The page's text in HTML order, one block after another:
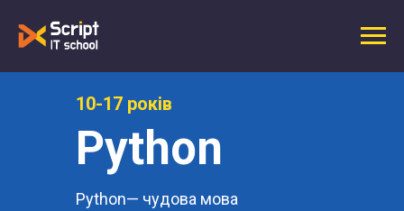
Python
Python— чудова мова
10-17 років